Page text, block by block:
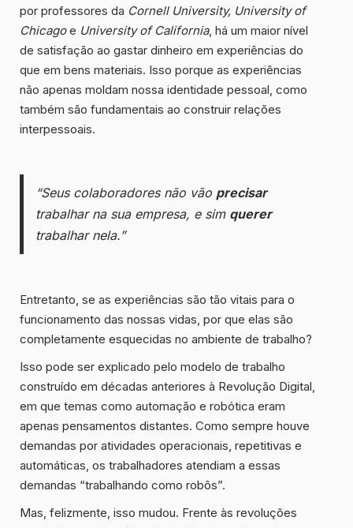
por professores da Cornell University, University of
Chicagoe University of California, há um maior nível
de satisfação ao gastar dinheiro em experiências do
que em bens materiais. Isso porque as experiências
não apenas moldam nossa identidade pessoal, como
também são fundamentais ao construir relações
interpessoais.
“Seus colaboradores não vão precisar
trabalhar na sua empresa, e sim querer
trabalhar nela.”
Entretanto, se as experiências são tão vitais para o
funcionamento das nossas vidas, por que elas são
completamente esquecidas no ambiente de trabalho?
Isso pode ser explicado pelo modelo de trabalho
construído em décadas anteriores à Revolução Digital,
em que temas como automação e robótica eram
apenas pensamentos distantes. Como sempre houve
demandas por atividades operacionais, repetitivas e
automáticas, os trabalhadores atendiam a essas
demandas “trabalhando como robôs”.
Mas, felizmente, isso mudou. Frente às revoluções